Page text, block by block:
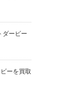
ダービー
ーを買取